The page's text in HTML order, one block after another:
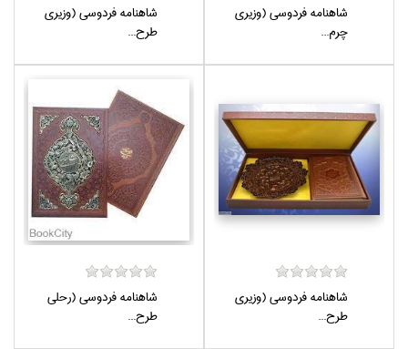
شاهنامه فردوسي (وزيري
چرم...
شاهنامه فردوسي (وزيري
طرح...
شاهنامه فردوسي (وزيري
طرح...
شاهنامه فردوسي (رحلي
طرح...